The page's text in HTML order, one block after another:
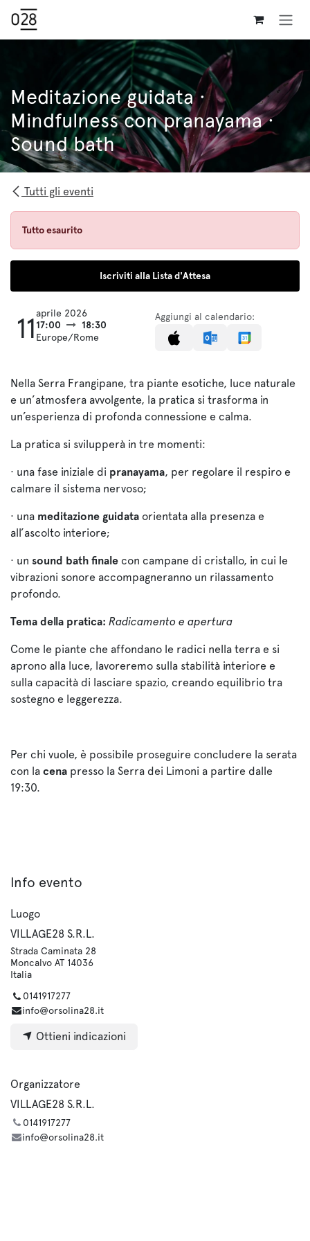
Passa al contenuto
Meditazione guidata ·
Mindfulness con pranayama ·
Sound bath
Tutti gli eventi
Tutto esaurito
Iscriviti alla Lista d'Attesa
11aprile 2026
17:00 18:30
Europe/Rome
Aggiungi al calendario:
Nella Serra Frangipane, tra piante esotiche, luce naturale
e un’atmosfera avvolgente, la pratica si trasforma in
un’esperienza di profonda connessione e calma.
La pratica si svilupperà in tre momenti:
· una fase iniziale di pranayama, per regolare il respiro e
calmare il sistema nervoso;
· una meditazione guidata orientata alla presenza e
all’ascolto interiore;
· un sound bath finale con campane di cristallo, in cui le
vibrazioni sonore accompagneranno un rilassamento
profondo.
Tema della pratica: Radicamento e apertura
Come le piante che affondano le radici nella terra e si
aprono alla luce, lavoreremo sulla stabilità interiore e
sulla capacità di lasciare spazio, creando equilibrio tra
sostegno e leggerezza.
Per chi vuole, è possibile proseguire concludere la serata
con la cena presso la Serra dei Limoni a partire dalle
19:30.
Info evento
Luogo
VILLAGE28 S.R.L.
Strada Caminata 28
Moncalvo AT 14036
Italia
0141917277
info@orsolina28.it
Ottieni indicazioni
Organizzatore
VILLAGE28 S.R.L.
0141917277
info@orsolina28.it